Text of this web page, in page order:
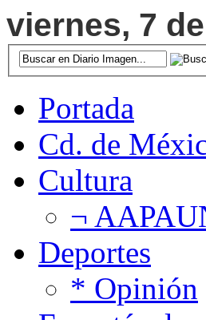
viernes, 7
Portada
Cd. de
Cultura
¬
Deportes
* Opinión